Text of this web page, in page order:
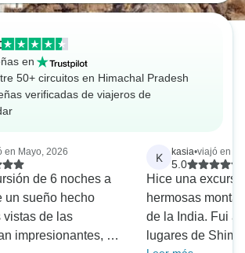
en
50+ circuitos en Himachal Pradesh
verificadas de viajeros de
en Mayo, 2026
de 6 noches a
un sueño hecho
vistas de las
impresionantes, y
K kasia•viajó en
5.0
Hice una
hermosas
de la India. Fui a
lugares de